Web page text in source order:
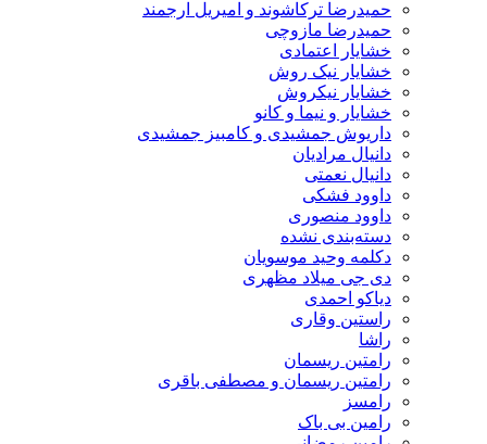
حمیدرضا ترکاشوند و امیریل ارجمند
حمیدرضا مازوچی
خشایار اعتمادی
خشایار نیک روش
خشایار نیکروش
خشایار و نیما و کانو
داریوش جمشیدی و کامبیز جمشیدی
دانیال مرادیان
دانیال نعمتی
داوود فشکی
داوود منصوری
دسته‌بندی نشده
دکلمه وحید موسویان
دی جی میلاد مظهری
دیاکو احمدی
راستین وقاری
راشا
رامتین ریسمان
رامتین ریسمان و مصطفی باقری
رامسز
رامین بی باک